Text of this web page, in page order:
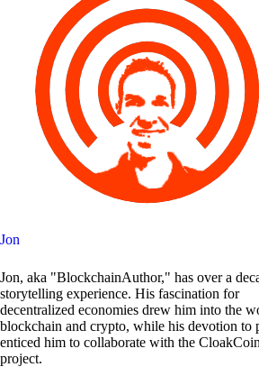
Jon
Jon, aka "BlockchainAuthor," has over a
storytelling experience. His fascination for
decentralized economies drew him into the
blockchain and crypto, while his devotion to
enticed him to collaborate with the CloakCoin
project.